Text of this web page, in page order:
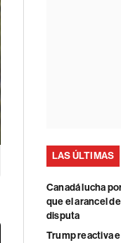
LAS ÚLTIMAS
Canadá lucha
que el arancel
disputa
Trump reactiva